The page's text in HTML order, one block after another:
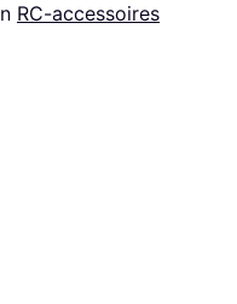
RC-accessoires